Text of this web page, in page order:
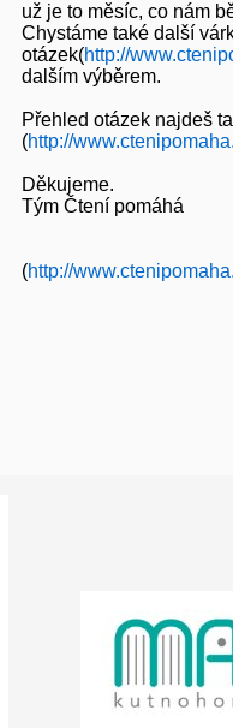
už je to měsíc, co nám
Chystáme také další
otázek(http://
dalším výběrem.
Přehled otázek najdeš
(http://
Děkujeme.
Tým Čtení pomáhá
(http://